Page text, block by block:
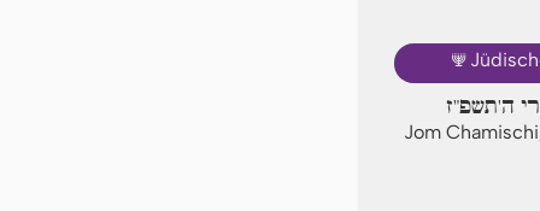
🕎
ה'תשפ"ז
Jom